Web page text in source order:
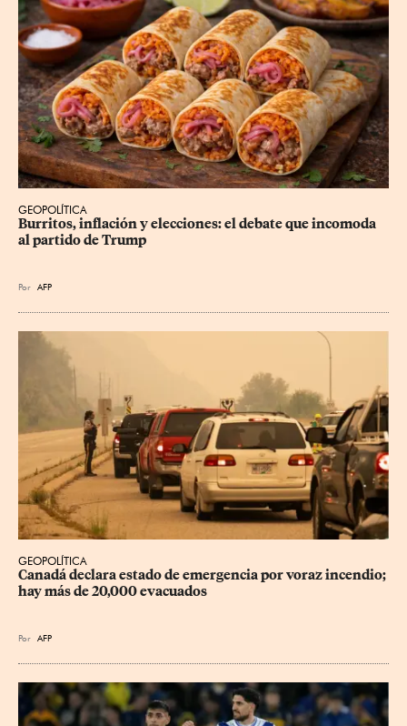
GEOPOLÍTICA
Burritos, inflación y elecciones: el debate que incomoda
al partido de Trump
Por AFP
GEOPOLÍTICA
Canadá declara estado de emergencia por voraz incendio;
hay más de 20,000 evacuados
Por AFP